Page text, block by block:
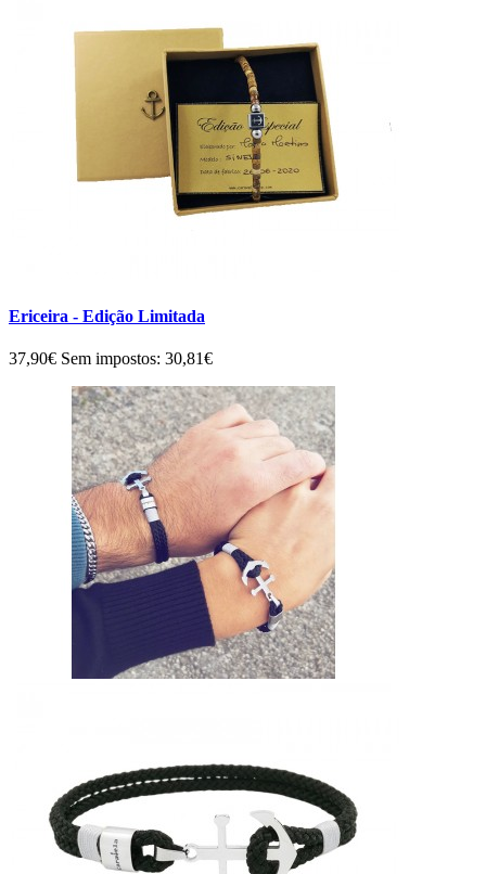
Ericeira - Edição Limitada
37,90€ Sem impostos: 30,81€